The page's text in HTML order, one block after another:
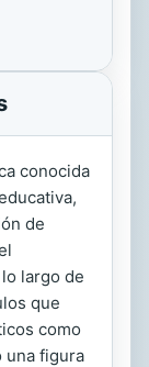
conocida
de
largo de
que
como
una figura